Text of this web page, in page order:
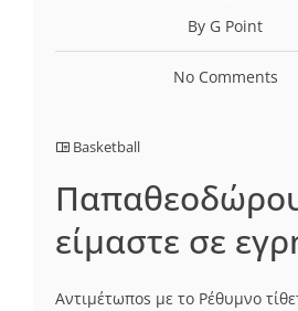
By G Point
No Comments
Basketball
είμαστε σε
Αντιμέτωπos με το Ρέθυμνο